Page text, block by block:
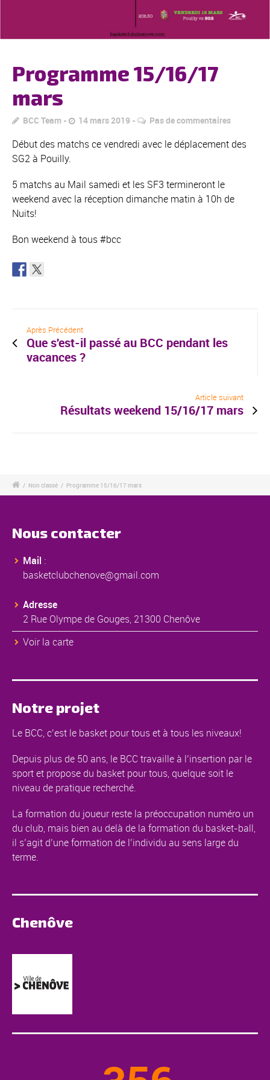
Programme 15/16/17
mars
BCC Team 14 mars 2019 Pas de commentaires
Début des matchs ce vendredi avec le déplacement des
SG2 à Pouilly.
5 matchs au Mail samedi et les SF3 termineront le
weekend avec la réception dimanche matin à 10h de
Nuits!
Bon weekend à tous #bcc
Après Précédent
Que s'est-il passé au BCC pendant les
vacances ?
Article suivant
Résultats weekend 15/16/17 mars
/ Non classé / Programme 15/16/17 mars
Nous contacter
Mail :
basketclubchenove@gmail.com
Adresse
2 Rue Olympe de Gouges, 21300 Chenôve
Voir la carte
Notre projet
Le BCC, c’est le basket pour tous et à tous les niveaux!
Depuis plus de 50 ans, le BCC travaille à l’insertion par le
sport et propose du basket pour tous, quelque soit le
niveau de pratique recherché.
La formation du joueur reste la préoccupation numéro un
du club, mais bien au delà de la formation du basket-ball,
il s’agit d’une formation de l’individu au sens large du
terme.
Chenôve